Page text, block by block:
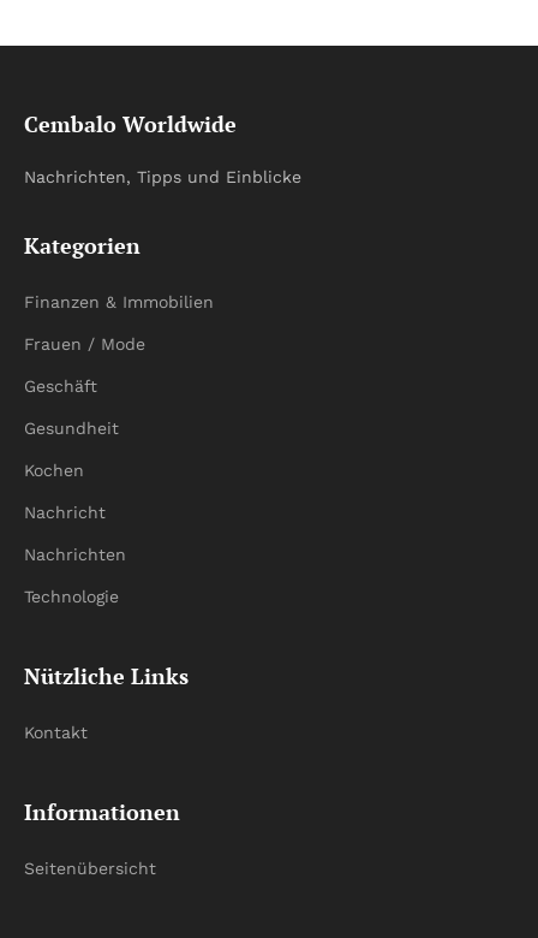
Cembalo Worldwide
Nachrichten, Tipps und Einblicke
Kategorien
Finanzen & Immobilien
Frauen / Mode
Geschäft
Gesundheit
Kochen
Nachricht
Nachrichten
Technologie
Nützliche Links
Kontakt
Informationen
Seitenübersicht